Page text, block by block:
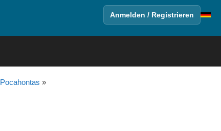
Anmelden / Registrieren
Pocahontas »